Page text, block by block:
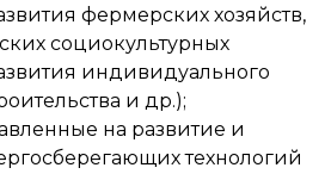
фермерских хозяйств,
социокультурных
индивидуального
и др.);
на развитие и
технологий